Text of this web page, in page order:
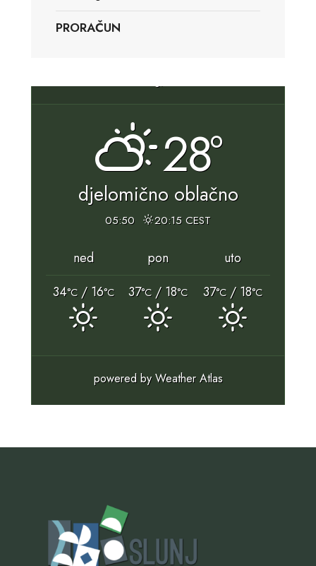
PRORAČUN
28°
djelomično oblačno
05:50 20:15 CEST
ned pon
uto
34°C/ 16°C 37°C / 18°C 37°C / 18°C
powered byWeather Atlas